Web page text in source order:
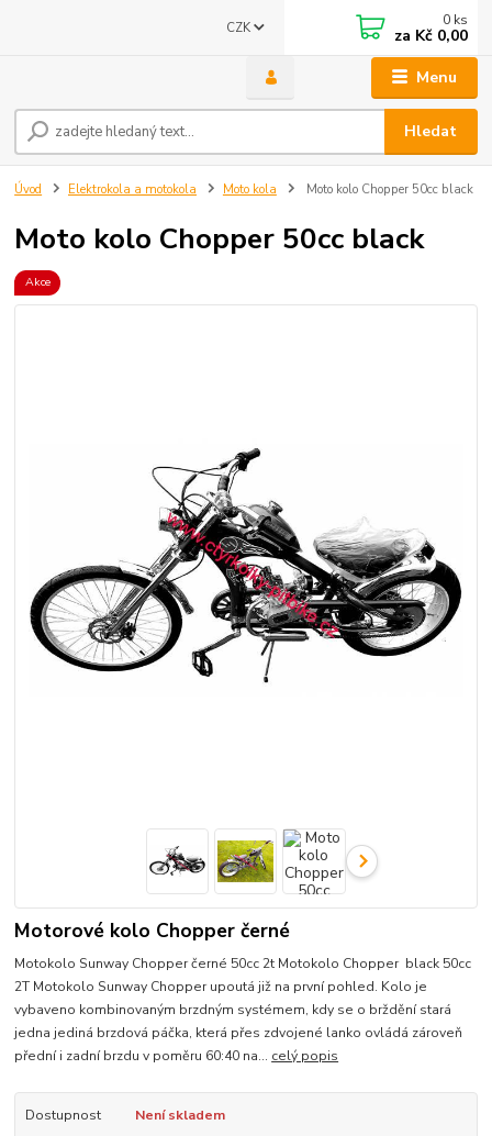
Menu
CZK
Hledat
0 ks
za Kč 0,00
Úvod Elektrokola a motokola Moto kola Moto kolo Chopper 50cc black
Moto kolo Chopper 50cc black
Akce
Motorové kolo Chopper černé
Motokolo Sunway Chopper černé 50cc 2t Motokolo Chopper black 50cc
2T Motokolo Sunway Chopper upoutá již na první pohled. Kolo je
vybaveno kombinovaným brzdným systémem, kdy se o brždění stará
jedna jediná brzdová páčka, která přes zdvojené lanko ovládá zároveň
přední i zadní brzdu v poměru 60:40 na... celý popis
Dostupnost
Není skladem